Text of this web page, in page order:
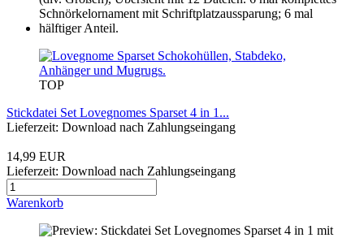
TOP
Stickdatei Set Lovegnomes Sparset 4 in 1...
Lieferzeit: Download nach Zahlungseingang
14,99 EUR
Lieferzeit: Download nach Zahlungseingang
Warenkorb